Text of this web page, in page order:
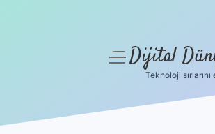
menüyüDijital
Teknoloji